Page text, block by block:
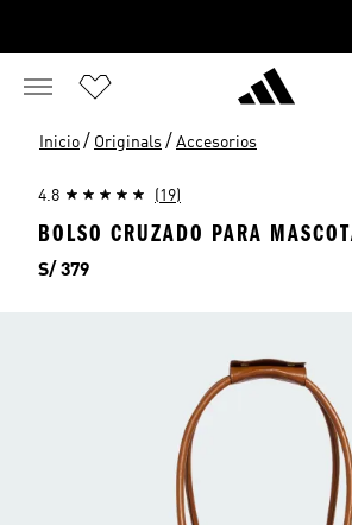
Inicio / Originals / Accesorios
4.8 (19)
BOLSO CRUZADO PARA
Precio
S/ 379